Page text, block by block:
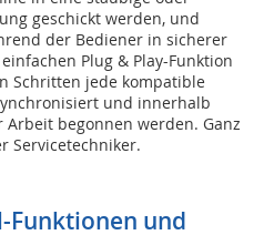
geschickt werden, und
der Bediener in sicherer
Plug & Play-Funktion
Schritten jede kompatible
und innerhalb
begonnen werden. Ganz
Servicetechniker.
Funktionen und